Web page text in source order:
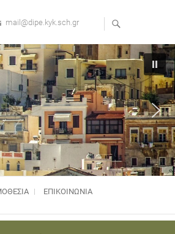
mail@dipe.kyk.sch.gr
ΕΠΙΚΟΙΝΩΝΙΑ